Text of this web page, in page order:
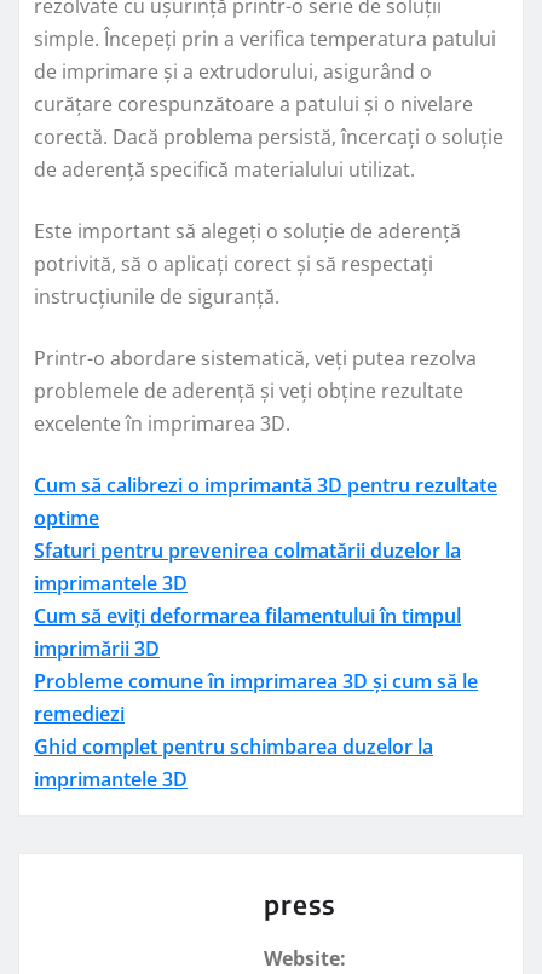
rezolvate cu ușurință printr-o serie de soluții
simple. Începeți prin a verifica temperatura patului
de imprimare și a extrudorului, asigurând o
curățare corespunzătoare a patului și o nivelare
corectă. Dacă problema persistă, încercați o soluție
de aderență specifică materialului utilizat.
Este important să alegeți o soluție de aderență
potrivită, să o aplicați corect și să respectați
instrucțiunile de siguranță.
Printr-o abordare sistematică, veți putea rezolva
problemele de aderență și veți obține rezultate
excelente în imprimarea 3D.
Cum să calibrezi o imprimantă 3D pentru rezultate
optime
Sfaturi pentru prevenirea colmatării duzelor la
imprimantele 3D
Cum să eviți deformarea filamentului în timpul
imprimării 3D
Probleme comune în imprimarea 3D și cum să le
remediezi
Ghid complet pentru schimbarea duzelor la
imprimantele 3D
press
Website: